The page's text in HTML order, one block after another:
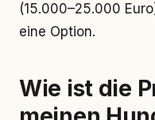
(15.000–25.000
eine Option.
Wie ist die